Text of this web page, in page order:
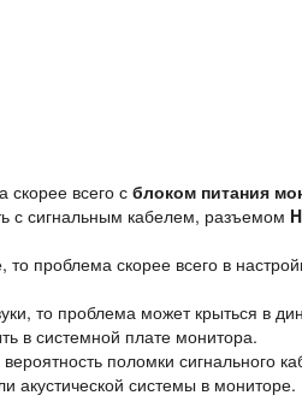
всего сблоком питания
с сигнальным кабелем, разъемом
проблема скорее всего в
то проблема может крыться в
в системной плате монитора.
поломки сигнального
акустической системы в мониторе.